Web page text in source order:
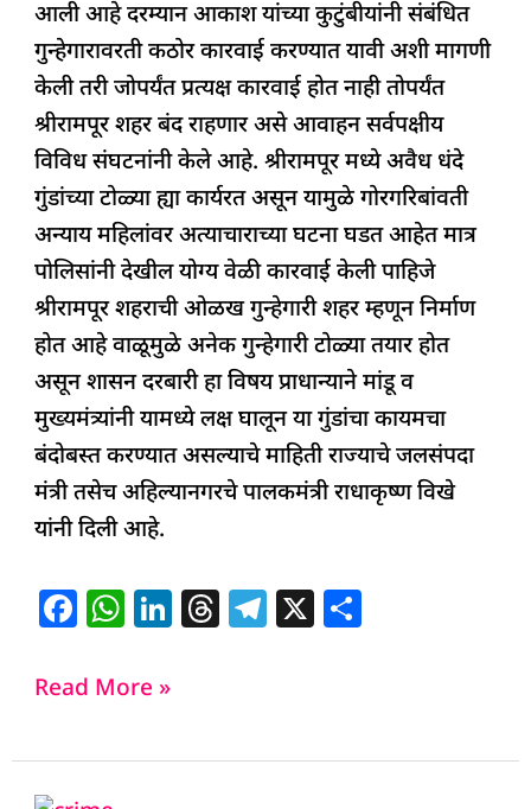
आली आहे दरम्यान आकाश यांच्या कुटुंबीयांनी संबंधित
गुन्हेगारावरती कठोर कारवाई करण्यात यावी अशी मागणी
केली तरी जोपर्यंत प्रत्यक्ष कारवाई होत नाही तोपर्यंत
श्रीरामपूर शहर बंद राहणार असे आवाहन सर्वपक्षीय
विविध संघटनांनी केले आहे. श्रीरामपूर मध्ये अवैध धंदे
गुंडांच्या टोळ्या ह्या कार्यरत असून यामुळे गोरगरिबांवती
अन्याय महिलांवर अत्याचाराच्या घटना घडत आहेत मात्र
पोलिसांनी देखील योग्य वेळी कारवाई केली पाहिजे
श्रीरामपूर शहराची ओळख गुन्हेगारी शहर म्हणून निर्माण
होत आहे वाळूमुळे अनेक गुन्हेगारी टोळ्या तयार होत
असून शासन दरबारी हा विषय प्राधान्याने मांडू व
मुख्यमंत्र्यांनी यामध्ये लक्ष घालून या गुंडांचा कायमचा
बंदोबस्त करण्यात असल्याचे माहिती राज्याचे जलसंपदा
मंत्री तसेच अहिल्यानगरचे पालकमंत्री राधाकृष्ण विखे
यांनी दिली आहे.
F
c
b
o
W
at
A
Li
dI
T
d
T
ra
X
Read More »